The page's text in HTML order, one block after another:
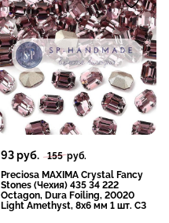
93руб. 155руб.
Preciosa MAXIMA Crystal Fancy
Stones (Чехия) 435 34 222
Octagon, Dura Foiling, 20020
Light Amethyst, 8x6 мм 1 шт. СЗ